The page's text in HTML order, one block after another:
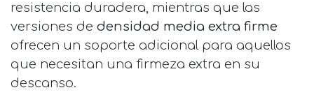
resistencia duradera, mientras que las
versiones de densidad media extra firme
ofrecen un soporte adicional para aquellos
que necesitan una firmeza extra en su
descanso.